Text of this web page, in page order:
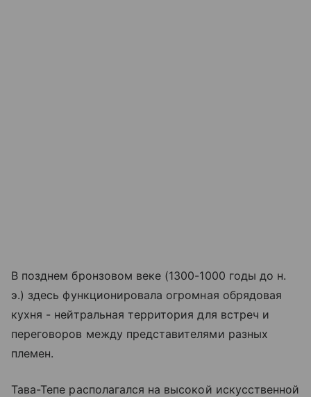
В позднем бронзовом веке (1300-1000 годы до н.
э.) здесь функционировала огромная обрядовая
кухня - нейтральная территория для встреч и
переговоров между представителями разных
племен.
Тава-Тепе располагался на высокой искусственной